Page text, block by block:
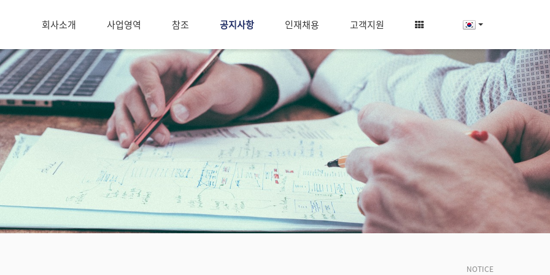
회사소개 사업영역 참조 공지사항 인재채용 고객지원
NOTICE